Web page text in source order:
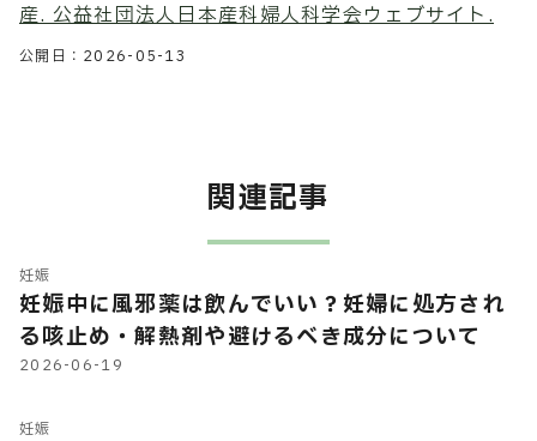
産. 公益社団法人日本産科婦人科学会ウェブサイト.
公開日： 2026-05-13
関連記事
妊娠
妊娠中に風邪薬は飲んでいい？妊婦に処方され
る咳止め・解熱剤や避けるべき成分について
2026-06-19
妊娠